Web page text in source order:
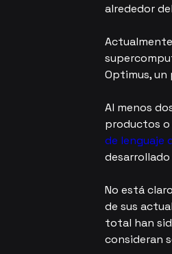
alrededor
Optimus,
Al menos
productos o
de lenguaje
No está
de sus
total han
consideran